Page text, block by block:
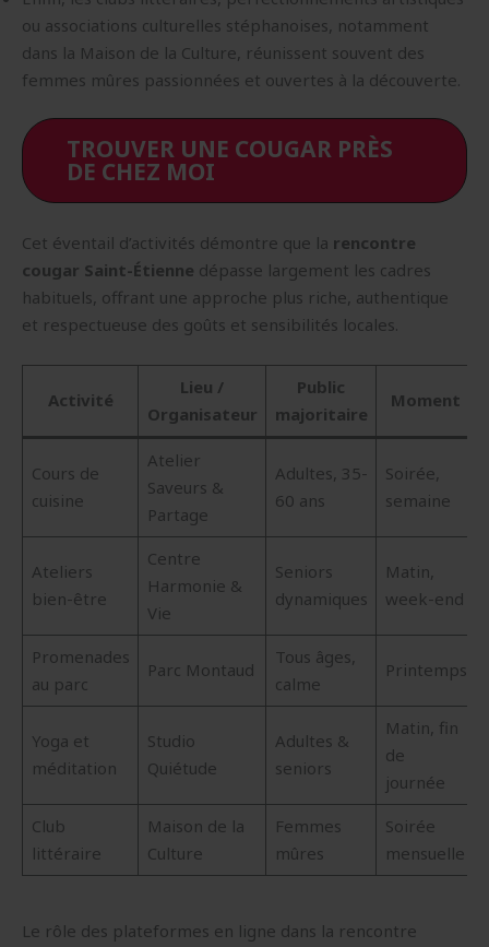
ou associations culturelles stéphanoises, notamment
dans la Maison de la Culture, réunissent souvent des
femmes mûres passionnées et ouvertes à la découverte.
TROUVER UNE COUGAR PRÈS
DE CHEZ MOI
Cet éventail d’activités démontre que la rencontre
cougar Saint-Étienne dépasse largement les cadres
habituels, offrant une approche plus riche, authentique
et respectueuse des goûts et sensibilités locales.
Activité
Lieu /
Organisateur
Public
majoritaire
Moment
Cours de
cuisine
Atelier
Saveurs &
Partage
Adultes, 35-
60 ans
Soirée,
semaine
Ateliers
bien-être
Centre
Harmonie &
Vie
Seniors
dynamiques
Matin,
week-end
Promenades
au parc
Parc Montaud
Tous âges,
calme
Printemps
Yoga et
méditation
Studio
Quiétude
Adultes &
seniors
Matin, fin
de
journée
Club
littéraire
Maison de la
Culture
Femmes
mûres
Soirée
mensuelle
Le rôle des plateformes en ligne dans la rencontre